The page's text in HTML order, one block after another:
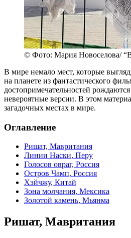
© Фото: Мария Новоселова/
В мире немало мест, которые
на планете из фантастического
достопримечательностей
невероятные версии. В этом
загадочных местах в мире.
Оглавление
Ришат, Мавритания
Линии Наски, Перу
Голосов овраг, Россия
Остров Чамп, Россия
Хэйчжу, Китай
Зона молчания, Мексика
Золотой камень, Мьянма
Ришат, Мавритания